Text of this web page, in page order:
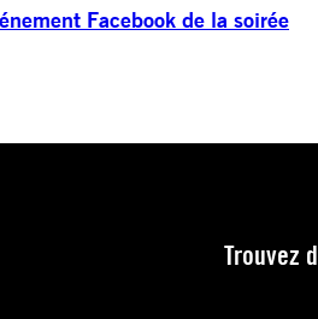
Facebook de la soirée
Trouvez